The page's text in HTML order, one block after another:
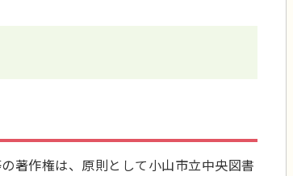
著作権は、原則として小山市立中央図書